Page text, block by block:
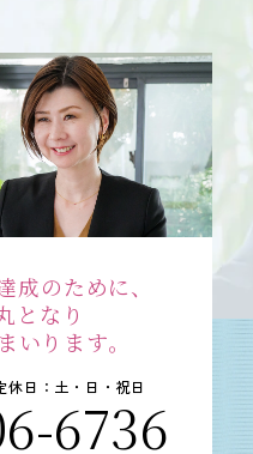
わせ
日：土・日・祝日
成のために、
となり
いります。
日：土・日・祝日
6736